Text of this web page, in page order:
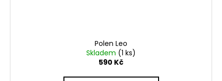
Polen Leo
Skladem (1 ks)
590 Kč